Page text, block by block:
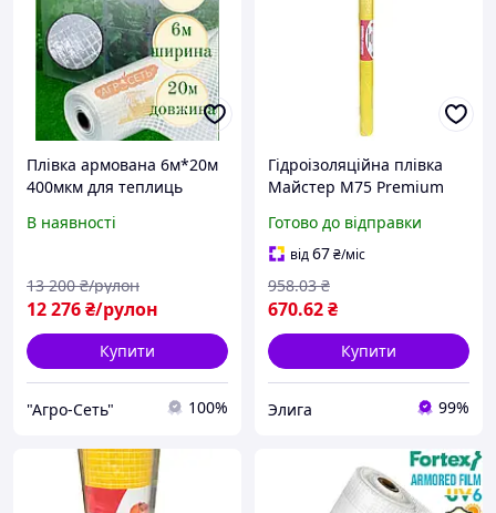
Плівка армована 6м*20м
400мкм для теплиць
В наявності
12 276₴/рулон
13 200 ₴/рулон
Купити
"Агро-Сеть" 100%
Гідроізоляційна плівка
Майстер M75 Premium
покрівлі та утеплення
Готово до відправки
від67₴/міс
670.62₴
958.03 ₴
Купити
Элига 99%